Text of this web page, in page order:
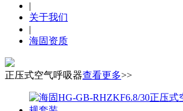
|
关于我们
|
海固资质
正压式空气呼吸器查看更多>>